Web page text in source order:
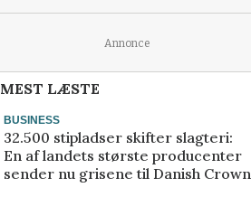
Annonce
MEST LÆSTE
BUSINESS
32.500 stipladser skifter slagteri:
En af landets største producenter
sender nu grisene til Danish Crown